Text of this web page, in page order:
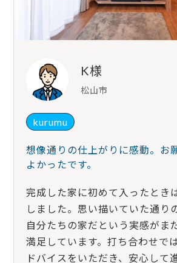
K様
松山市
kurumu
想像通りの仕上がりに感動。お
よかったです。
完成した家に初めて入ったとき
しました。思い描いていた通り
自分たちの家だという実感がま
満足しています。打ち合わせで
ドバイスをいただき、安心して